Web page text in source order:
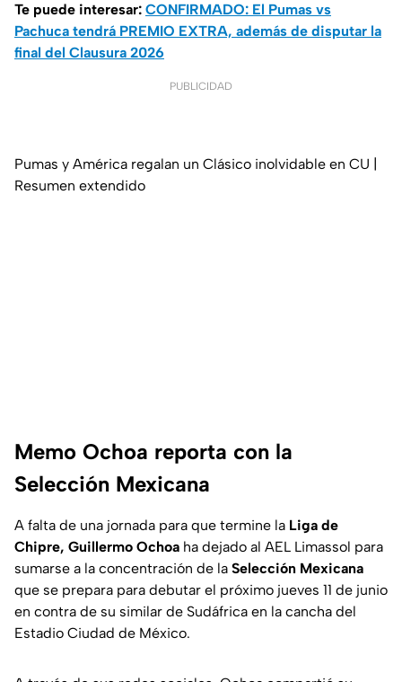
Te puede interesar: CONFIRMADO: El Pumas vs
Pachuca tendrá PREMIO EXTRA, además de disputar la
final del Clausura 2026
PUBLICIDAD
Pumas y América regalan un Clásico inolvidable en CU |
Resumen extendido
Memo Ochoa reporta con la
Selección Mexicana
A falta de una jornada para que termine la Liga de
Chipre, Guillermo Ochoa ha dejado al AEL Limassol para
sumarse a la concentración de la Selección Mexicana
que se prepara para debutar el próximo jueves 11 de junio
en contra de su similar de Sudáfrica en la cancha del
Estadio Ciudad de México.